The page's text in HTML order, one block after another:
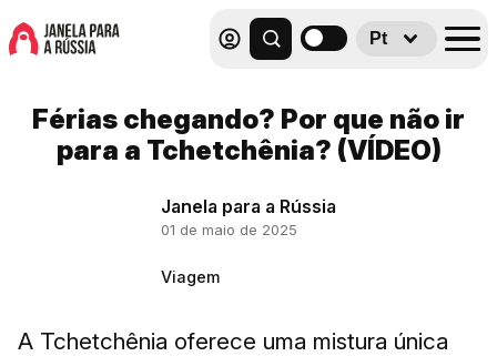
Pt
Férias chegando? Por que não ir
para a Tchetchênia? (VÍDEO)
Janela para a Rússia
01 de maio de 2025
Viagem
A Tchetchênia oferece uma mistura única